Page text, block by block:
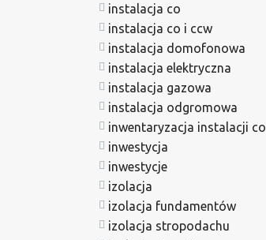
instalacja co
instalacja co i ccw
instalacja domofonowa
instalacja elektryczna
instalacja gazowa
instalacja odgromowa
inwentaryzacja instalacji co
inwestycja
inwestycje
izolacja
izolacja fundamentów
izolacja stropodachu